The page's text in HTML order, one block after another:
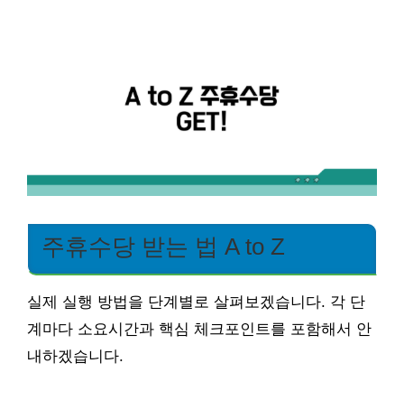
주휴수당 받는 법 A to Z
실제 실행 방법을 단계별로 살펴보겠습니다. 각 단
계마다 소요시간과 핵심 체크포인트를 포함해서 안
내하겠습니다.